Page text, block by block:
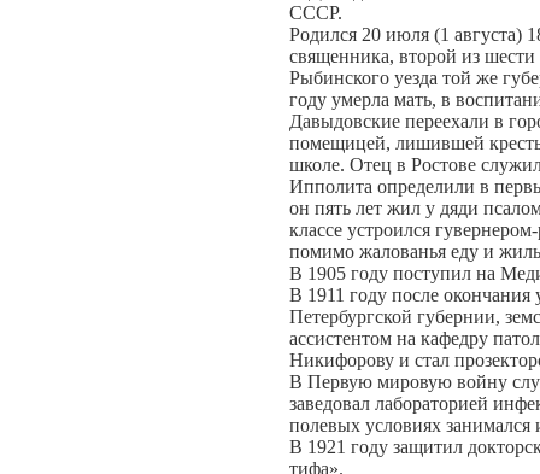
СССР.
Родился 20 июля (1 августа)
священника, второй из
Рыбинского уезда той же
году умерла мать, в
Давыдовские переехали в
помещицей, лишившей
школе. Отец в Ростове
Ипполита определили в
он пять лет жил у дяди
классе устроился
помимо жалованья еду и
В 1905 году поступил на
В 1911 году после
Петербургской губернии,
ассистентом на кафедру
Никифорову и стал
В Первую мировую войну
заведовал лабораторией
полевых условиях
В 1921 году защитил
тифа».